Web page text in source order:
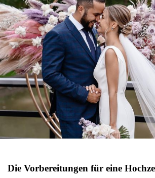
Die Vorbereitungen für eine